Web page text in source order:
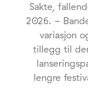
Sakte,
2026. -
variasjon
tillegg til
lengre